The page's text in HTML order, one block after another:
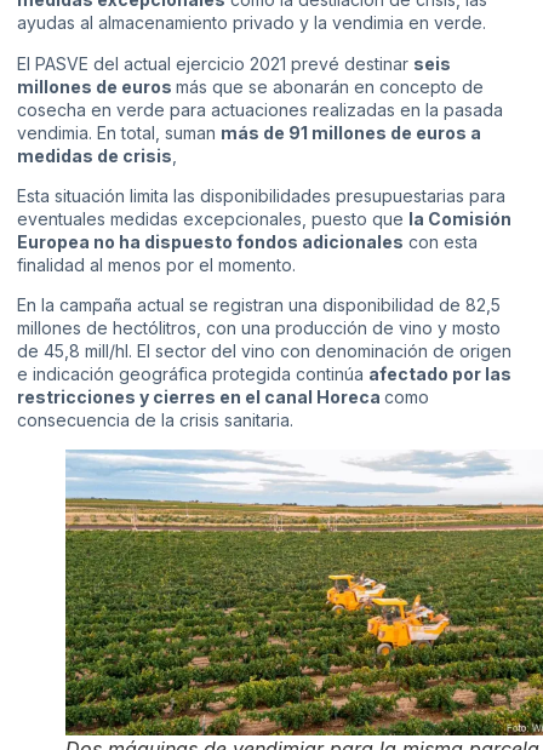
ayudas al almacenamiento privado y la vendimia en verde.
El PASVE del actual ejercicio 2021 prevé destinar seis
millones de euros más que se abonarán en concepto de
cosecha en verde para actuaciones realizadas en la pasada
vendimia. En total, suman más de 91 millones de euros a
medidas de crisis
Esta situación limita las disponibilidades presupuestarias para
eventuales medidas excepcionales, puesto que la Comisión
Europea no ha dispuesto fondos adicionales con esta
finalidad al menos por el momento.
En la campaña actual se registran una disponibilidad de 82,5
millones de hectólitros, con una producción de vino y mosto
de 45,8 mill/hl. El sector del vino con denominación de origen
e indicación geográfica protegida continúa afectado por las
restricciones y cierres en el canal Horeca como
consecuencia de la crisis sanitaria.